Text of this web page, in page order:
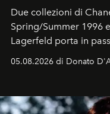
Due collezioni di
Spring/Summer 1996
Lagerfeld porta in
logomania pensata
Kate, Claudia e Carla
uno dei documenti
05.08.2026 di Donato